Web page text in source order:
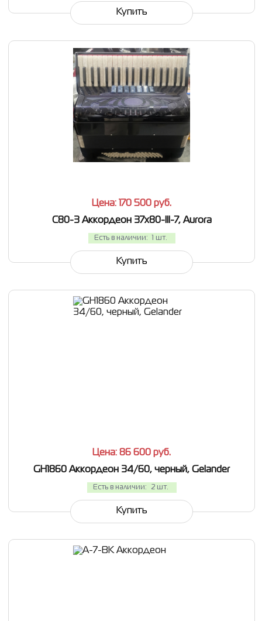
Купить
СРАВНИТЬ В ИЗБРАННОЕ
Цена: 170 500 руб.
C80-3 Аккордеон 37х80-III-7, Aurora
Есть в наличии: 1 шт.
Купить
Цена: 86 600 руб.
GH1860 Аккордеон 34/60, черный, Gelander
Есть в наличии: 2 шт.
Купить